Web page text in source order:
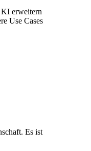
KI erweitern
Use Cases
Es ist